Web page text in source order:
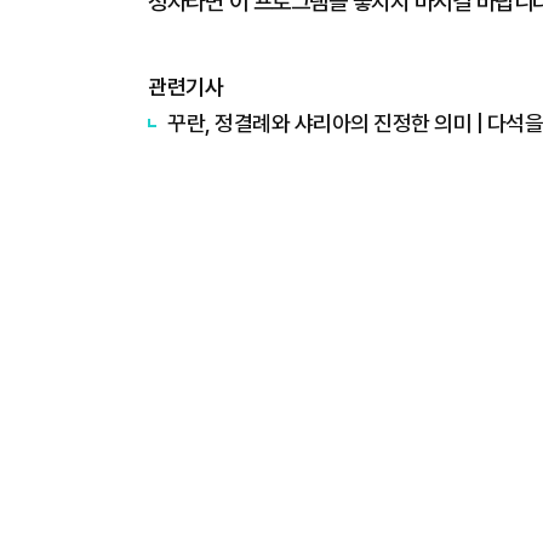
관련기사
꾸란, 정결례와 샤리아의 진정한 의미 | 다석